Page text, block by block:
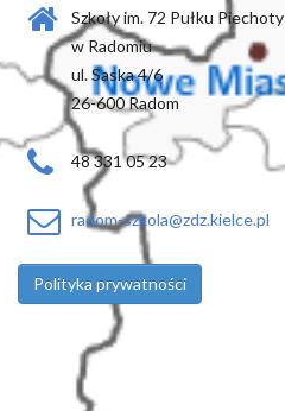
Szkoły im. 72 Pułku Piechoty
w Radomiu
ul. Saska 4/6
26-600 Radom
48 331 05 23
radom-szkola@zdz.kielce.pl
Polityka prywatności